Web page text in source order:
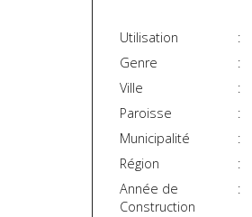
Utilisation
Genre
Ville
Paroisse
Municipalité
Région
Année de
Construction